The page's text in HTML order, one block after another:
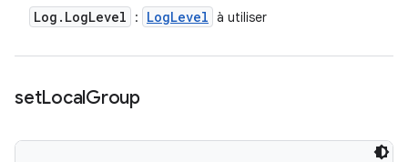
Log . LogLevel : LogLevel à utiliser
setLocalGroup